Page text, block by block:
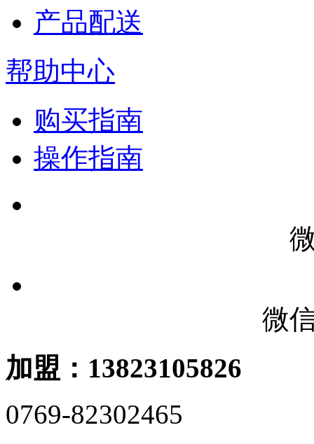
产品配送
帮助中心
购买指南
操作指南
微
加盟：13823105826
0769-82302465